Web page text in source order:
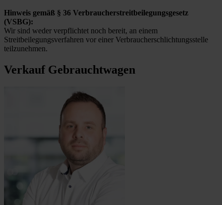
Hinweis gemäß § 36 Verbraucherstreitbeilegungsgesetz
(VSBG):
Wir sind weder verpflichtet noch bereit, an einem
Streitbeilegungsverfahren vor einer Verbraucherschlichtungsstelle
teilzunehmen.
Verkauf Gebrauchtwagen